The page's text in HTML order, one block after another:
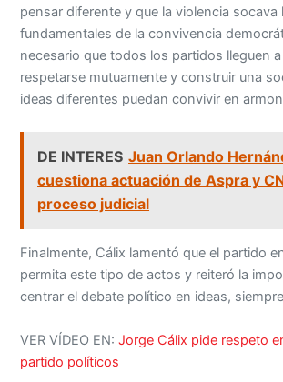
pensar diferente y que la violencia socava
fundamentales de la convivencia
necesario que todos los partidos lleguen
respetarse mutuamente y construir una
ideas diferentes puedan convivir en
DE INTERES Juan Orlando
cuestiona actuación de Aspra y
proceso judicial
Finalmente, Cálix lamentó que el partido
permita este tipo de actos y reiteró la
centrar el debate político en ideas,
VER VÍDEO EN:Jorge Cálix pide respeto
partido políticos